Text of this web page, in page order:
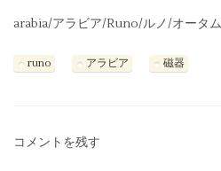
arabia/アラビア/Runo/ルノ/オータ
runo アラビア 磁器
コメントを残す